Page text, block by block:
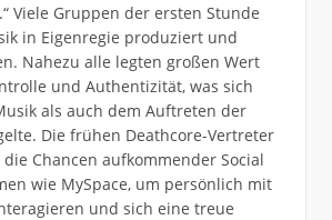
Viele Gruppen der ersten Stunde
in Eigenregie produziert und
Nahezu alle legten großen Wert
und Authentizität, was sich
als auch dem Auftreten der
Die frühen Deathcore-Vertreter
Chancen aufkommender Social
wie MySpace, um persönlich mit
und sich eine treue